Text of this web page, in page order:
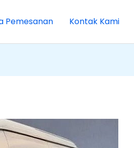
Pemesanan Kontak Kami